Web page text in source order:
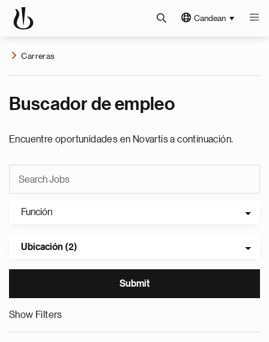
Candean
Carreras
Buscador de empleo
Encuentre oportunidades en Novartis a continuación.
Función
Ubicación (2)
Show Filters